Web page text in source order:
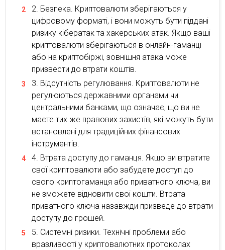
Безпека. Криптовалюти зберігаються у
цифровому форматі, і вони можуть бути піддані
ризику кібератак та хакерських атак. Якщо ваші
криптовалюти зберігаються в онлайн-гаманці
або на криптобіржі, зовнішня атака може
призвести до втрати коштів.
Відсутність регулювання. Криптовалюти не
регулюються державними органами чи
центральними банками, що означає, що ви не
маєте тих же правових захистів, які можуть бути
встановлені для традиційних фінансових
інструментів.
Втрата доступу до гаманця. Якщо ви втратите
свої криптовалюти або забудете доступ до
свого криптогаманця або приватного ключа, ви
не зможете відновити свої кошти. Втрата
приватного ключа назавжди призведе до втрати
доступу до грошей.
Системні ризики. Технічні проблеми або
вразливості у криптовалютних протоколах